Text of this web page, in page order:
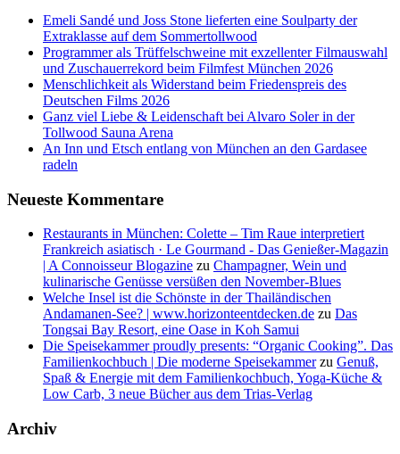
Emeli Sandé und Joss Stone lieferten eine Soulparty der
Extraklasse auf dem Sommertollwood
Programmer als Trüffelschweine mit exzellenter Filmauswahl
und Zuschauerrekord beim Filmfest München 2026
Menschlichkeit als Widerstand beim Friedenspreis des
Deutschen Films 2026
Ganz viel Liebe & Leidenschaft bei Alvaro Soler in der
Tollwood Sauna Arena
An Inn und Etsch entlang von München an den Gardasee
radeln
Neueste Kommentare
Restaurants in München: Colette – Tim Raue interpretiert
Frankreich asiatisch · Le Gourmand - Das Genießer-Magazin
| A Connoisseur Blogazine zu Champagner, Wein und
kulinarische Genüsse versüßen den November-Blues
Welche Insel ist die Schönste in der Thailändischen
Andamanen-See? | www.horizonteentdecken.de zu Das
Tongsai Bay Resort, eine Oase in Koh Samui
Die Speisekammer proudly presents: “Organic Cooking”. Das
Familienkochbuch | Die moderne Speisekammerzu Genuß,
Spaß & Energie mit dem Familienkochbuch, Yoga-Küche &
Low Carb, 3 neue Bücher aus dem Trias-Verlag
Archiv